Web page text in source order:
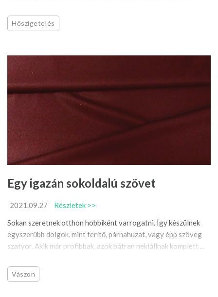
Hőszigetelés
Egy igazán sokoldalú szövet
2021.09.27
Részletek >>
Sokan szeretnek otthon hobbiként varrogatni. Így készülnek
egyszerűbb dolgok, mint terítő, párnahuzat, vagy épp szöveg
szatyor. Akik már profibbak, azok bátran nekiállnak komplett ...
Vászon